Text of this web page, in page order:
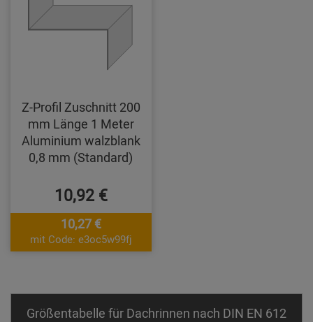
Z-Profil Zuschnitt 200
mm Länge 1 Meter
Aluminium walzblank
0,8 mm (Standard)
10,92 €
10,27 €
mit Code: e3oc5w99fj
Größentabelle für Dachrinnen nach DIN EN 612